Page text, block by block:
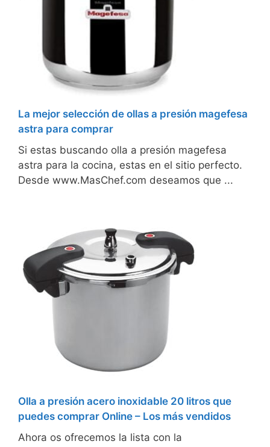
La mejor selección de ollas a presión magefesa
astra para comprar
Si estas buscando olla a presión magefesa
astra para la cocina, estas en el sitio perfecto.
Desde www.MasChef.com deseamos que ...
Olla a presión acero inoxidable 20 litros que
puedes comprar Online – Los más vendidos
Ahora os ofrecemos la lista con la